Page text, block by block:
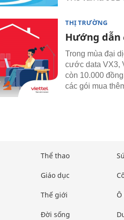
THỊ TRƯỜNG
Hướng dẫn
Trong mùa đại
cước data VX3,
còn 10.000
các gói mua
Thể thao
Giáo dục
Thế giới
Đời sống